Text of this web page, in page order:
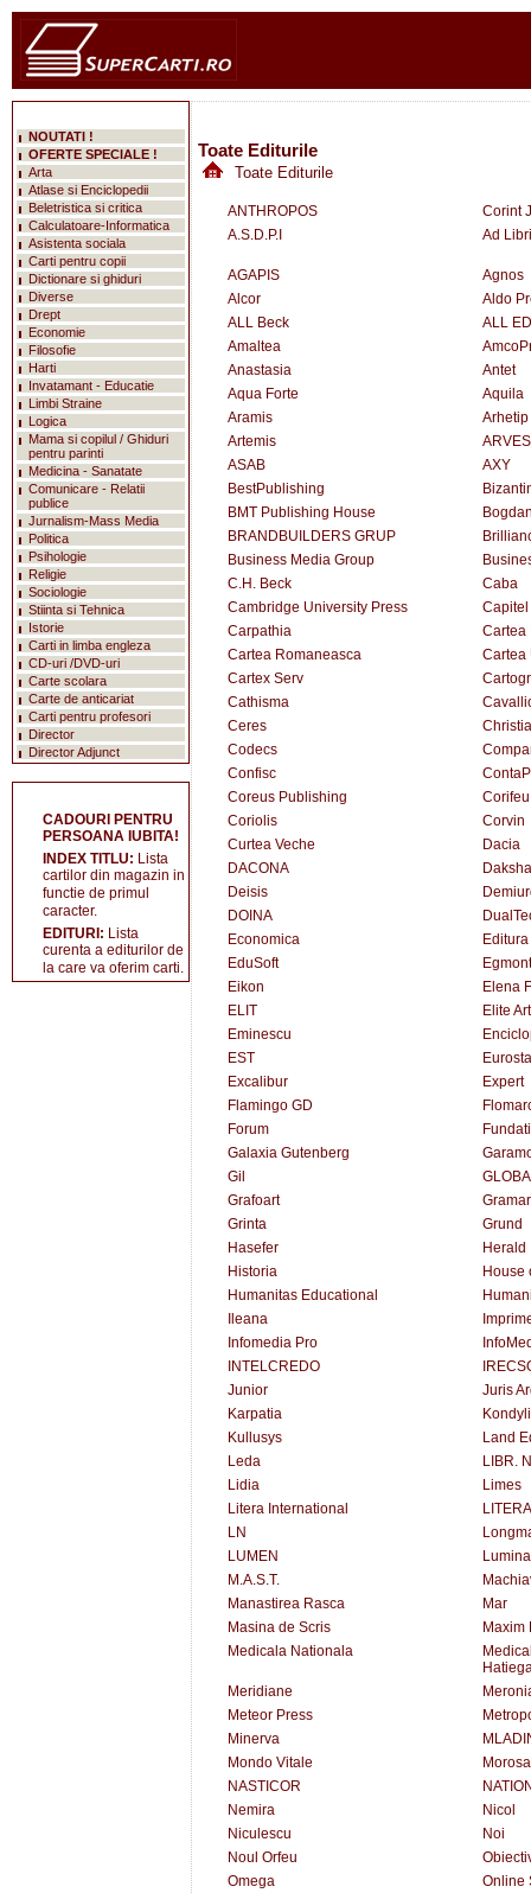
Toate Editurile
Toate Editurile
ANTHROPOS
Corint
A.S.D.P.I
Ad Libri
AGAPIS
Agnos
Alcor
Aldo
ALL Beck
ALL
Amaltea
Anastasia
Antet
Aqua Forte
Aquila
Aramis
Arhetip
Artemis
ARVES
ASAB
AXY
BestPublishing
BMT Publishing House
BRANDBUILDERS GRUP
Business Media Group
C.H. Beck
Caba
Cambridge University Press
Capitel
Carpathia
Cartea
Cartea Romaneasca
Cartea
Cartex Serv
Cathisma
Ceres
Codecs
Confisc
Coreus Publishing
Corifeu
Coriolis
Corvin
Curtea Veche
Dacia
DACONA
Daksha
Deisis
DOINA
Economica
EduSoft
Egmont
Eikon
Elena
ELIT
Elite
Eminescu
EST
Excalibur
Expert
Flamingo GD
Forum
Galaxia Gutenberg
Gil
Grafoart
Gramar
Grinta
Grund
Hasefer
Herald
Historia
House
Humanitas Educational
Ileana
Infomedia Pro
INTELCREDO
Junior
Juris
Karpatia
Kondyli
Kullusys
Land
Leda
LIBR.
Lidia
Limes
Litera International
LN
LUMEN
M.A.S.T.
Manastirea Rasca
Mar
Masina de Scris
Maxim
Medicala Nationala
Meridiane
Meteor Press
Minerva
Mondo Vitale
NASTICOR
Nemira
Nicol
Niculescu
Noi
Noul Orfeu
Omega
Online
NOUTATI !
OFERTE SPECIALE !
Arta
Atlase si Enciclopedii
Beletristica si critica
Calculatoare-Informatica
Asistenta sociala
Carti pentru copii
Dictionare si ghiduri
Diverse
Drept
Economie
Filosofie
Harti
Invatamant - Educatie
Limbi Straine
Logica
Mama si copilul / Ghiduri
pentru parinti
Medicina - Sanatate
Comunicare - Relatii
publice
Jurnalism-Mass Media
Politica
Psihologie
Religie
Sociologie
Stiinta si Tehnica
Istorie
Carti in limba engleza
CD-uri /DVD-uri
Carte scolara
Carte de anticariat
Carti pentru profesori
Director
Director Adjunct
CADOURI PENTRU
PERSOANA IUBITA!
INDEX TITLU: Lista
cartilor din magazin in
functie de primul
caracter.
EDITURI: Lista
curenta a editurilor de
la care va oferim carti.